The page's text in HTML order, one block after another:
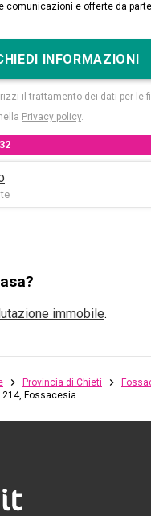
comunicazioni e offerte da
INFORMAZIONI
il trattamento dei dati per le
Privacy policy.
immobile.
Provincia di Chieti
214, Fossacesia